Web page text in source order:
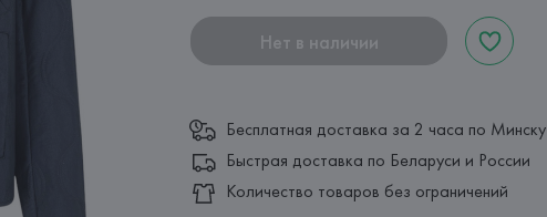
Нет в наличии
Бесплатная доставка за 2 часа по Минску
Быстрая доставка по Беларуси и России
Количество товаров без ограничений